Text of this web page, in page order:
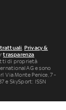
, Privacy &
trasparenza
di proprietà
AG e sono
Via Monte Penice, 7 -
e SkySport: ISSN